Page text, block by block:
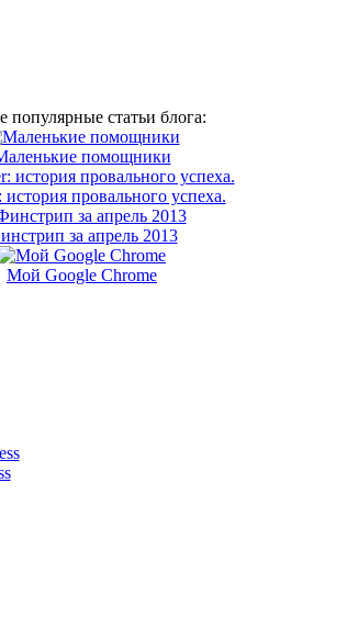
популярные статьи блога:
помощники
история провального успеха.
за апрель 2013
Мой Google Chrome